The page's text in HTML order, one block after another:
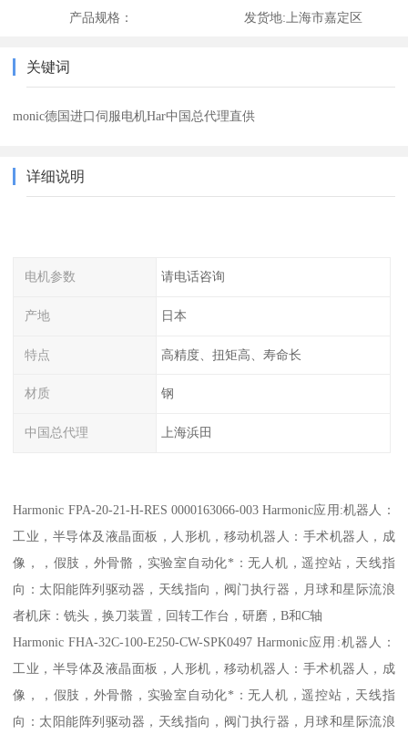
产品规格： 发货地: 上海市嘉定区
关键词
monic德国进口伺服电机Har中国总代理直供
详细说明
电机参数 请电话咨询
产地 日本
特点 高精度、扭矩高、寿命长
材质 钢
中国总代理 上海浜田
Harmonic FPA-20-21-H-RES 0000163066-003 Harmonic应用:机器人：
工业，半导体及液晶面板，人形机，移动机器人：手术机器人，成
像，，假肢，外骨骼，实验室自动化*：无人机，遥控站，天线指
向：太阳能阵列驱动器，天线指向，阀门执行器，月球和星际流浪
者机床：铣头，换刀装置，回转工作台，研磨，B和C轴
Harmonic FHA-32C-100-E250-CW-SPK0497 Harmonic应用:机器人：
工业，半导体及液晶面板，人形机，移动机器人：手术机器人，成
像，，假肢，外骨骼，实验室自动化*：无人机，遥控站，天线指
向：太阳能阵列驱动器，天线指向，阀门执行器，月球和星际流浪